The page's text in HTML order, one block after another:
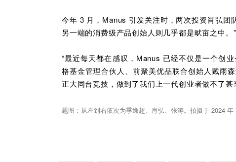
今年 3 月，Manus 引发关注时，两次投资肖弘团
另一端的消费级产品创始人则几乎都是畎亩之中。”
“最近每天都在感叹，Manus 已经不仅是一个创
格基金管理合伙人、前聚美优品联合创始人戴雨
正大同台竞技，做到了我们上一代创业者做不了甚
题图：从左到右依次为季逸超、肖弘、张涛。拍摄于 2024 年